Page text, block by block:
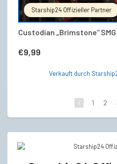
Starship24 Offizieller Partner
Custodian „Brimstone“ SMG
€9,99
Verkauft durch
1 2